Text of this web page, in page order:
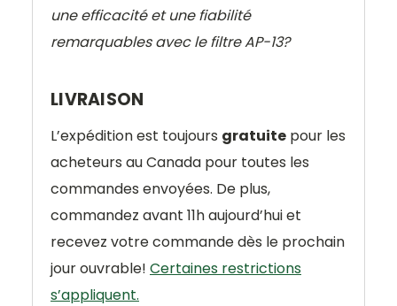
une efficacité et une fiabilité
remarquables avec le filtre AP-13?
LIVRAISON
L’expédition est toujours gratuite pour les
acheteurs au Canada pour toutes les
commandes envoyées. De plus,
commandez avant 11h aujourd’hui et
recevez votre commande dès le prochain
jour ouvrable! Certaines restrictions
s’appliquent.